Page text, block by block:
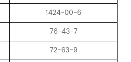
1424-00-6
76-43-7
72-63-9